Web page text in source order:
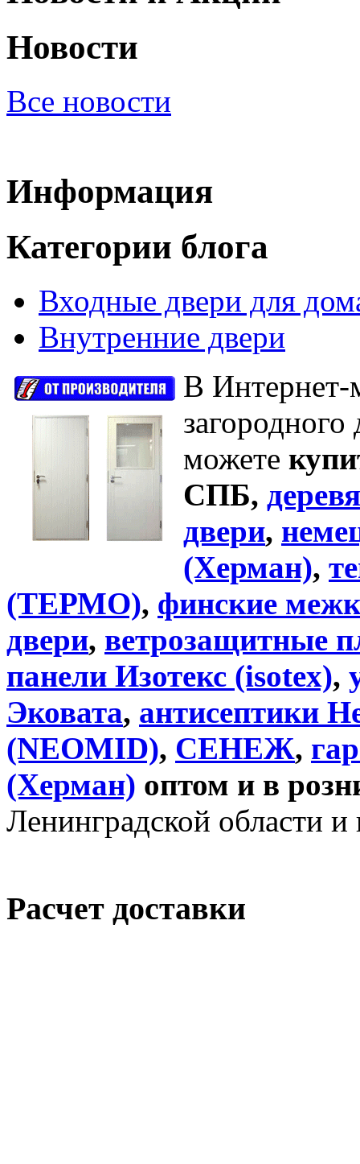
Новости
Все новости
Информация
Категории блога
Входные двери для
Внутренние двери
В Интернет-
загородного
можете
СПБ,
двери,
(Херман),
(ТЕРМО), финские
двери, ветрозащитные
панели Изотекс (isotex),
Эковата, антисептики
(NEОМID), СЕНЕЖ,
(Херман) оптом и в
Ленинградской области
Расчет доставки